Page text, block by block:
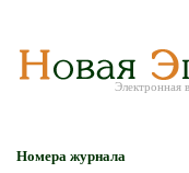
Электронная
Номера журнала